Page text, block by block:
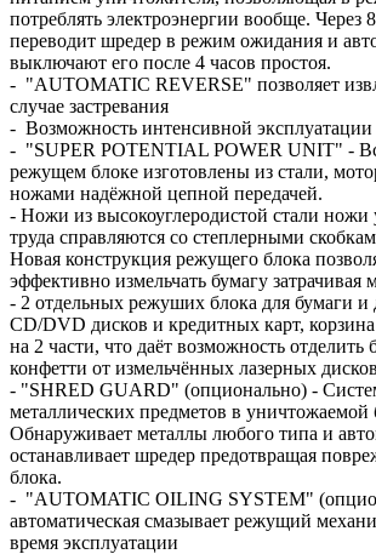
потреблять электроэнергии вообще. Через
переводит шредер в режим ожидания и
выключают его после 4 часов простоя.
- "AUTOMATIC REVERSE" позволяет
случае застревания
- Возможность интенсивной эксплуатации
- "SUPER POTENTIAL POWER UNIT" -
режущем блоке изготовлены из стали,
ножами надёжной цепной передачей.
- Ножи из высокоуглеродистой стали ножи
труда справляются со степлерными
Новая конструкция режущего блока
эффективно измельчать бумагу затрачивая
- 2 отдельных режуших блока для бумаги и
CD/DVD дисков и кредитных карт, корзина
на 2 части, что даёт возможность
конфетти от измельчённых лазерных
- "SHRED GUARD" (опционально) -
металлических предметов в уничтожаемой
Обнаруживает металлы любого типа и
останавливает шредер предотвращая
блока.
- "AUTOMATIC OILING SYSTEM"
автоматическая смазывает режущий
время эксплуатации